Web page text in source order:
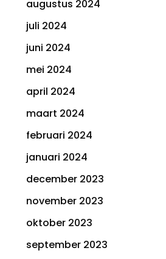
augustus 2024
juli 2024
juni 2024
mei 2024
april 2024
maart 2024
februari 2024
januari 2024
december 2023
november 2023
oktober 2023
september 2023